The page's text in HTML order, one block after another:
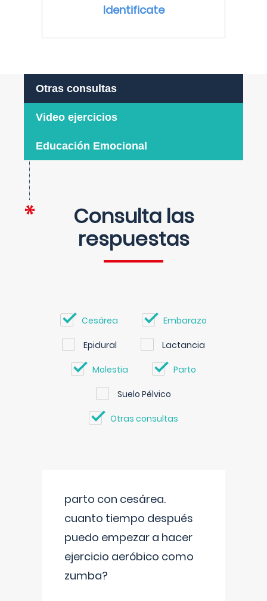
Identificate
Otras consultas
Video ejercicios
Educación Emocional
Consulta las
respuestas
Cesárea Embarazo
Epidural Lactancia
Molestia Parto
Suelo Pélvico
Otras consultas
parto con cesárea.
cuanto tiempo después
puedo empezar a hacer
ejercicio aeróbico como
zumba?